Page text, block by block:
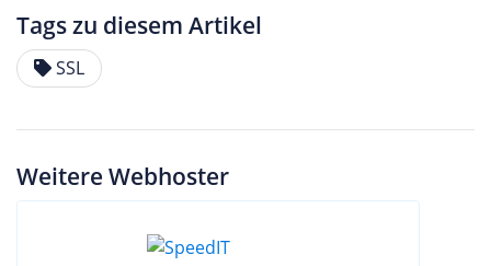
Tags zu diesem Artikel
SSL
Weitere Webhoster